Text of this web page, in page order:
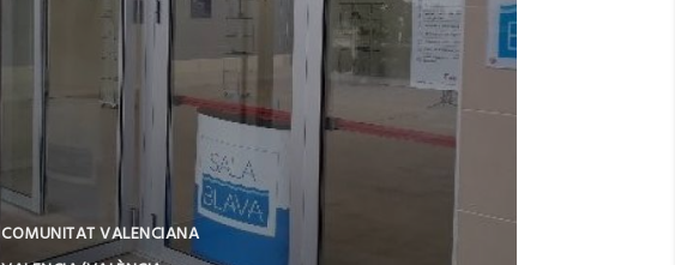
COMUNITAT VALENCIANA